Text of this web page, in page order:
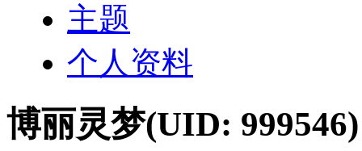
主题
个人资料
博丽灵梦(UID: 999546)